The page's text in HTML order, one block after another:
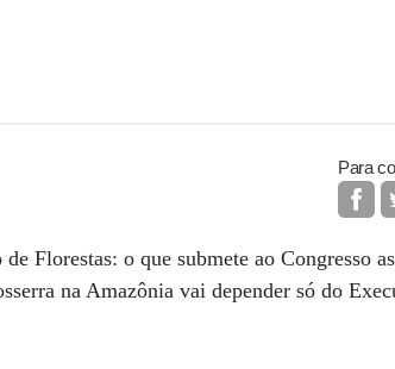
Para
Florestas: o que submete ao Congresso
na Amazônia vai depender só do